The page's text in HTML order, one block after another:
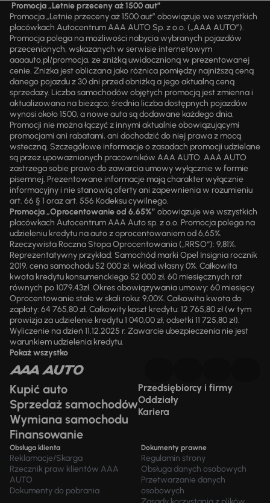
Promocja „Letnie przeceny aż 1500 aut”
Promocja „Letnie przeceny aż 1500 aut” obowiązuje we wszystkich
placówkach Autocentrum AAA AUTO Sp. z o.o. („AAA AUTO”).
Promocja polega na możliwości nabycia wybranych pojazdów
przecenionych, wskazanych w serwisie internetowym
aaaauto.pl/promocja, ze zniżką uwidocznioną w prezentowanej
cenie. Zniżka jest obliczana jako różnica pomiędzy najniższą ceną
danego pojazdu z 30 dni przed obniżką a jego aktualną ceną
sprzedaży. Liczba samochodów objętych promocją jest zmienna i
aktualizowana na bieżąco; średnia liczba dostępnych pojazdów
wynosi około 1500, a nowe auta są dodawane każdego dnia.
Promocji nie można łączyć z innymi aktualnie obowiązującymi
promocjami ani rabatami, ani dochodzić do niej prawa z mocą
wsteczną. Szczegółowe informacje o zasadach promocji udzielane
są przez upoważnionych pracowników AAA AUTO. AAA AUTO
zastrzega sobie prawo do zawarcia umowy wyłącznie w formie
pisemnej. Prezentowane informacje mają charakter wyłącznie
informacyjny i nie stanowią oferty ani zapewnienia w rozumieniu
art. 66 § 1 oraz art. 556 Kodeksu cywilnego.
Promocja „Oprocentowanie od 6,65%” obowiązuje we wszystkich
placówkach Autocentrum AAA Auto sp. z o.o. Promocja polega na
udzieleniu kredytu na auto z oprocentowaniem od 6,65%.
Rzeczywista Roczna Stopa Oprocentowania („RRSO“): 9,81%.
Reprezentatywny przykład: Samochód marki Opel Insignia rocznik
2019, cena samochodu 52 000 zł, wkład własny 0%. Całkowita
kwota kredytu konsumenckiego 52 000 zł, 60 miesięcznych rat
równych po 1079,43zł. Okres obowiązywania umowy: 60 miesięcy.
Oprocentowanie stałe w skali roku: 9,00%. Całkowita kwota do
zapłaty: 64 765,80 zł. Całkowity koszt kredytu: 12 765,80 zł (w tym
prowizja za udzielenie kredytu 1 040,00 zł, odsetki 11 725,80 zł).
Wyliczenie na dzień 11.12.2025 r. Zawarcie ubezpieczenia nie jest
warunkiem udzielenia kredytu.
Pokaż wszystko
Kupić auto
Sprzedaż samochodów
Wymiana samochodu
Finansowanie
Przedsiębiorcy i firmy
Oddziały
Kariera
Obsługa klienta
Reklamacje/Skarga
Rzecznik praw klientów AAA
AUTO
Dokumenty do pobrania
Dokumenty prawne
Regulamin strony
Obsługa danych osobowych
Przetwarzanie danych
osobowych